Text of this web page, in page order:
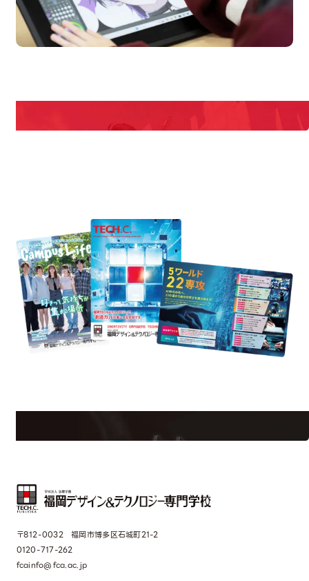
Campus Open
Information
〒812-0032 福岡市博多区石城町21-2
0120-717-262
fcainfo@fca.ac.jp